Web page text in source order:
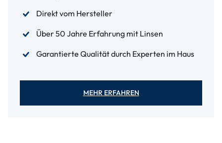
Direkt vom Hersteller
Über 50 Jahre Erfahrung mit Linsen
Garantierte Qualität durch Experten im Haus
MEHR ERFAHREN